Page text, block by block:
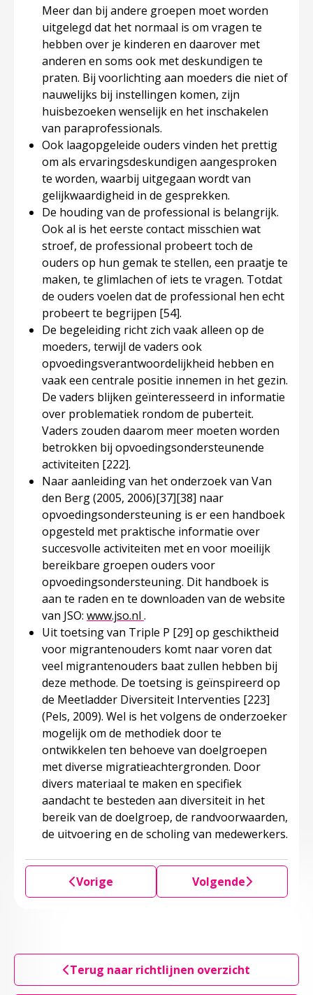
Meer dan bij andere groepen moet worden
uitgelegd dat het normaal is om vragen te
hebben over je kinderen en daarover met
anderen en soms ook met deskundigen te
praten. Bij voorlichting aan moeders die niet of
nauwelijks bij instellingen komen, zijn
huisbezoeken wenselijk en het inschakelen
van paraprofessionals.
Ook laagopgeleide ouders vinden het prettig
om als ervaringsdeskundigen aangesproken
te worden, waarbij uitgegaan wordt van
gelijkwaardigheid in de gesprekken.
De houding van de professional is belangrijk.
Ook al is het eerste contact misschien wat
stroef, de professional probeert toch de
ouders op hun gemak te stellen, een praatje te
maken, te glimlachen of iets te vragen. Totdat
de ouders voelen dat de professional hen echt
probeert te begrijpen [54].
De begeleiding richt zich vaak alleen op de
moeders, terwijl de vaders ook
opvoedingsverantwoordelijkheid hebben en
vaak een centrale positie innemen in het gezin.
De vaders blijken geïnteresseerd in informatie
over problematiek rondom de puberteit.
Vaders zouden daarom meer moeten worden
betrokken bij opvoedingsondersteunende
activiteiten [222].
Naar aanleiding van het onderzoek van Van
den Berg (2005, 2006)[37][38] naar
opvoedingsondersteuning is er een handboek
opgesteld met praktische informatie over
succesvolle activiteiten met en voor moeilijk
bereikbare groepen ouders voor
opvoedingsondersteuning. Dit handboek is
aan te raden en te downloaden van de website
van JSO: www.jso.nl Deze linkt opent in een nieuw
.
Uit toetsing van Triple P [29] op geschiktheid
voor migrantenouders komt naar voren dat
veel migrantenouders baat zullen hebben bij
deze methode. De toetsing is geïnspireerd op
de Meetladder Diversiteit Interventies [223]
(Pels, 2009). Wel is het volgens de onderzoeker
mogelijk om de methodiek door te
ontwikkelen ten behoeve van doelgroepen
met diverse migratieachtergronden. Door
divers materiaal te maken en specifiek
aandacht te besteden aan diversiteit in het
bereik van de doelgroep, de randvoorwaarden,
de uitvoering en de scholing van medewerkers.
Vorige Volgende
Terug naar richtlijnen overzicht